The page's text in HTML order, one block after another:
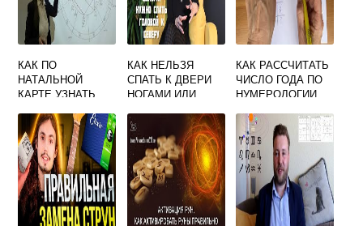
КАК ПО
НАТАЛЬНОЙ
КАРТЕ УЗНАТЬ
БУДУЩЕГО МУЖА
КАК НЕЛЬЗЯ
СПАТЬ К ДВЕРИ
НОГАМИ ИЛИ
ПРИМЕТА
КАК РАССЧИТАТЬ
ЧИСЛО ГОДА ПО
НУМЕРОЛОГИИ